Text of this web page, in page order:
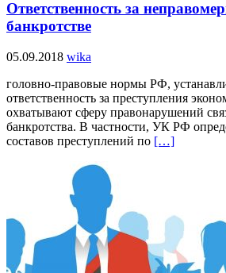
Ответственность за
банкротстве
05.09.2018 wika
головно-правовые нормы РФ,
ответственность за преступления
охватывают сферу правонарушений
банкротства. В частности, УК РФ
составов преступлений по […]